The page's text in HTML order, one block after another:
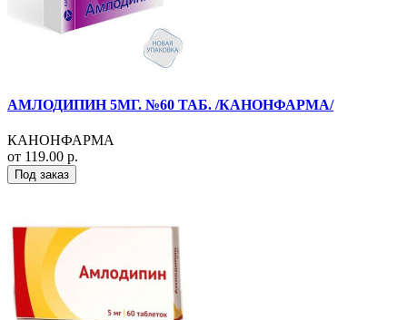
АМЛОДИПИН 5МГ. №60 ТАБ. /КАНОНФАРМА/
КАНОНФАРМА
от 119.00 р.
Под заказ